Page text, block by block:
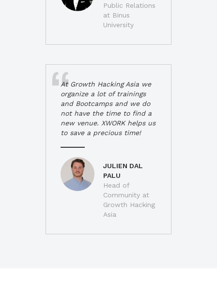
Public Relations
at Binus
University
At Growth Hacking Asia we
organize a lot of trainings
and Bootcamps and we do
not have the time to find a
new venue. XWORK helps us
to save a precious time!
JULIEN DAL
PALU
Head of
Community at
Growth Hacking
Asia